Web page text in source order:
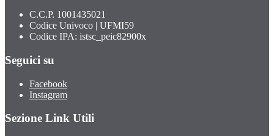
C.C.P. 1001435021
Codice Univoco | UFMI59
Codice IPA: istsc_peic82900x
Seguici su
Facebook
Instagram
Sezione Link Utili